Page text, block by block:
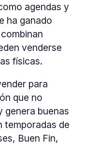
agendas y
ha ganado
venderse
físicas.
para
que no
genera buenas
temporadas de
Buen Fin,